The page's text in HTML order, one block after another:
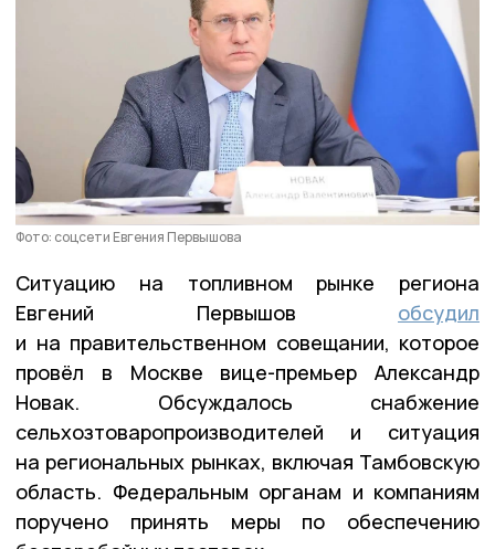
Фото: соцсети Евгения Первышова
Ситуацию на топливном рынке региона
Евгений Первышов обсудил
и на правительственном совещании, которое
провёл в Москве вице-премьер Александр
Новак. Обсуждалось снабжение
сельхозтоваропроизводителей и ситуация
на региональных рынках, включая Тамбовскую
область. Федеральным органам и компаниям
поручено принять меры по обеспечению